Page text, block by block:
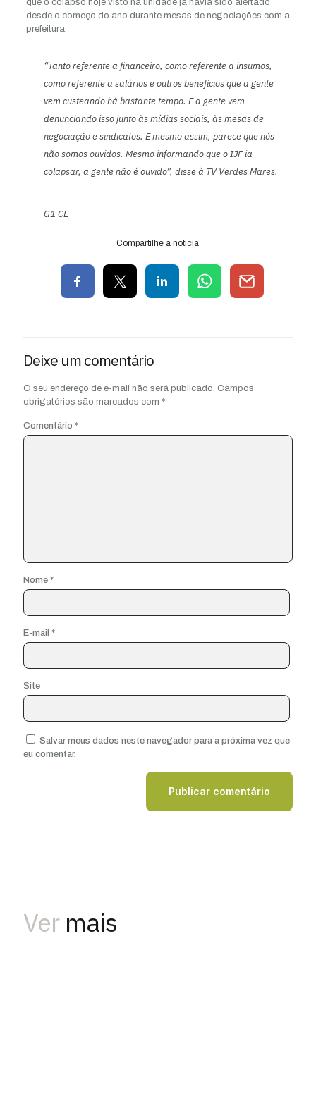
que o colapso hoje visto na unidade já havia sido alertado
desde o começo do ano durante mesas de negociações com a
prefeitura:
“Tanto referente a financeiro, como referente a insumos,
como referente a salários e outros benefícios que a gente
vem custeando há bastante tempo. E a gente vem
denunciando isso junto às mídias sociais, às mesas de
negociação e sindicatos. E mesmo assim, parece que nós
não somos ouvidos. Mesmo informando que o IJF ia
colapsar, a gente não é ouvido”, disse à TV Verdes Mares.
G1 CE
Compartilhe a notícia
Deixe um comentário
O seu endereço de e-mail não será publicado. Campos
obrigatórios são marcados com *
Comentário *
Nome *
E-mail *
Site
Salvar meus dados neste navegador para a próxima vez que
eu comentar.
Ver mais